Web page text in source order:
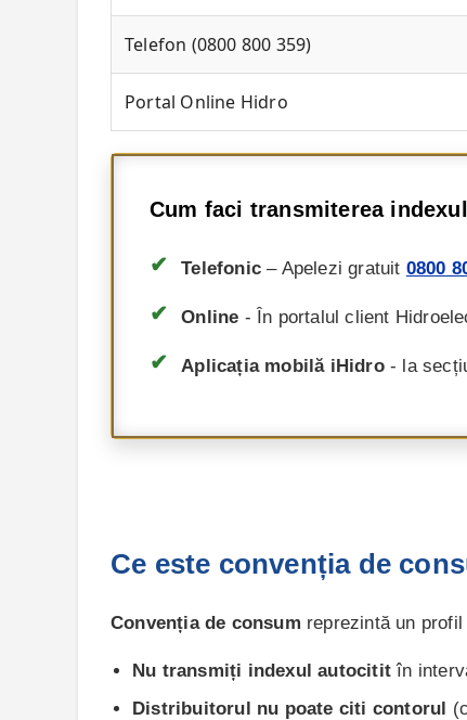
Telefon (0800 800 359)
Portal Online Hidro
Cum faci transmiterea
✔ Telefonic – Apelezi gratuit 0800
✔ Online - În portalul client
✔ Aplicația mobilă iHidro- la
Ce este convenția de
Convenția de consum reprezintă un
Nu transmiți indexul autocitit în
Distribuitorul nu poate citi contorul